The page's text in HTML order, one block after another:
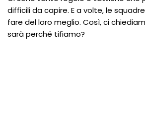
difficili da capire. E a volte, le
fare del loro meglio. Così, ci
sarà perché tifiamo?